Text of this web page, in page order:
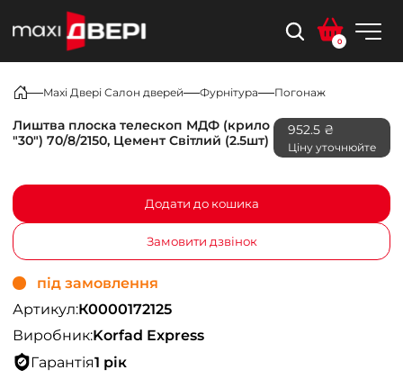
0
Maxi Двері Салон дверей Фурнітура Погонаж
Лиштва плоска телескоп МДФ (крило
"30") 70/8/2150, Цемент Світлий (2.5шт)
952.5 ₴
Ціну уточнюйте
Додати до кошика
Замовити дзвінок
під замовлення
Артикул:К0000172125
Виробник:Korfad Express
Гарантія1 рік